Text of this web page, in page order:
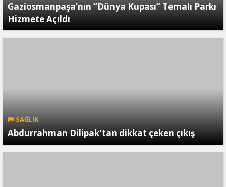
Gaziosmanpaşa’nın “Dünya Kupası” Temalı Parkı
Hizmete Açıldı
SAĞLIK
Abdurrahman Dilipak'tan dikkat çeken çıkış